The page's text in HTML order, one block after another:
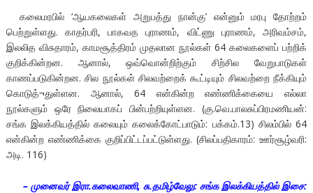
கலைமரபில் ‘ஆயகலைகள் அறுபத்து நான்கு’ என்னும் மரபு தோற்றம்
பெற்றுள்ளது. காதர்பரி, பாகவத புராணம், விட்ணு புராணம், அரிவம்சம்,
இலலித விசுதாரம், காமசூத்திரம் முதலான நூல்கள் 64 கலைகளைப் பற்றிக்
குறிக்கின்றன. ஆனால், ஒவ்வொன்றிற்கும் சிற்சில வேறுபாடுகள்
காணப்படுகின்றன. சில நூல்கள் சிலவற்றைக் கூட்டியும் சிலவற்றை நீக்கியும்
கொடுத்¬துள்ளன. ஆனால், 64 என்கின்ற எண்ணிக்கையை எல்லா
நூல்களும் ஒரே நிலையாகப் பின்பற்றியுள்ளன. (கு.வெ.பாலசுப்பிரமணியன்:
சங்க இலக்கியத்தில் கலையும் கலைக்கோட்பாடும்: பக்கம்.13) சிலம்பில் 64
என்கின்ற எண்ணிக்கை குறிப்பிட்டப்பட்டுள்ளது. (சிலப்பதிகாரம்: ஊர்சூழ்வரி:
அடி. 116)
– முனைவர் இரா.கலைவாணி, சு.தமிழ்வேலு: சங்க இலக்கியத்தில் இசை: